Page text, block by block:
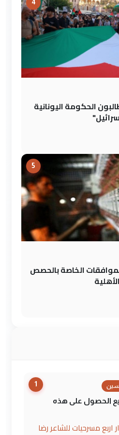
4
الحكومة اليونانية
5
الخاصة بالحصص
1
الحصول على هذه
اربع مسرحيات للشاعر رضا